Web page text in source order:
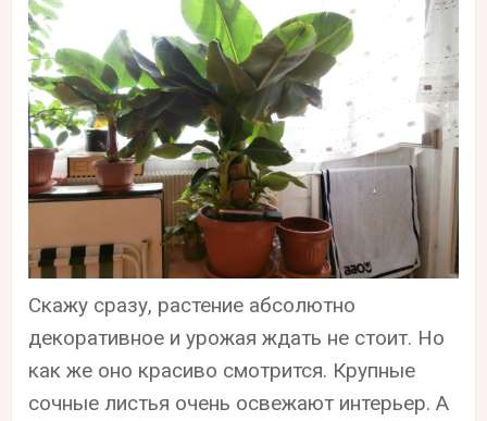
Скажу сразу, растение абсолютно
декоративное и урожая ждать не стоит. Но
как же оно красиво смотрится. Крупные
сочные листья очень освежают интерьер. А